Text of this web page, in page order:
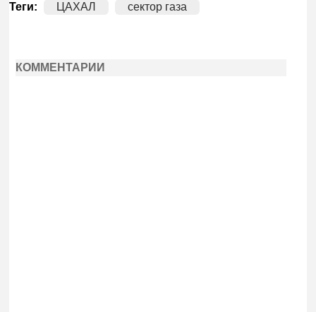
Теги: ЦАХАЛ сектор газа
КОММЕНТАРИИ